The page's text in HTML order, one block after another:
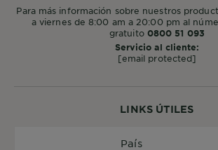
LINKS ÚTILES
País
Para más información sobre nuestros
a viernes de 8:00 am a 20:00 pm al
gratuito 0800 51 093
Servicio al cliente:
[email protected]